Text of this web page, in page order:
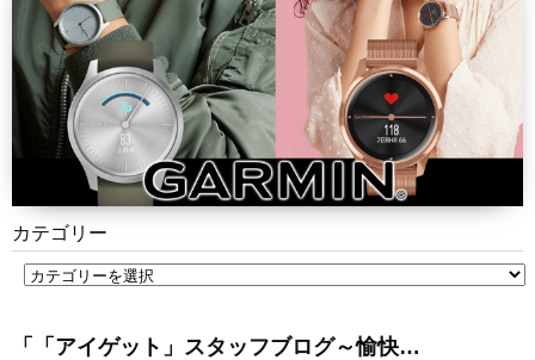
カテゴリー
「「アイゲット」スタッフブログ～愉快…